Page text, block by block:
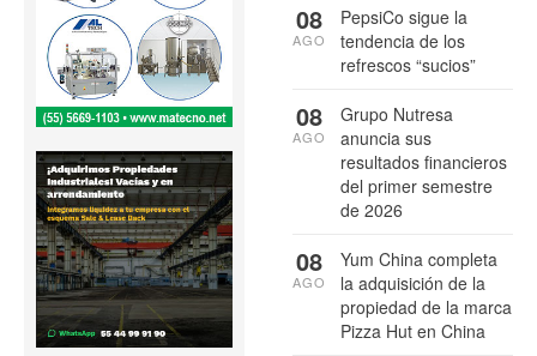
PepsiCo sigue la
tendencia de los
refrescos “sucios”
08
AGO
Grupo Nutresa
anuncia sus
resultados financieros
del primer semestre
de 2026
08
AGO
Yum China completa
la adquisición de la
propiedad de la marca
Pizza Hut en China
08
AGO